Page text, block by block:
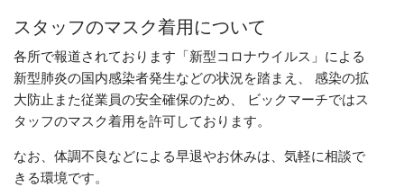
スタッフのマスク着用について
各所で報道されております「新型コロナウイルス」による
新型肺炎の国内感染者発生などの状況を踏まえ、
感染の拡
大防止また従業員の安全確保のため、
ビックマーチではス
タッフのマスク着用を許可しております。
なお、体調不良などによる早退やお休みは、気軽に相談で
きる環境です。